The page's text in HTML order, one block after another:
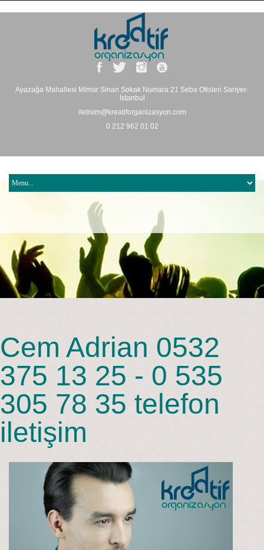
Ayazağa Mahallesi Mimar Sinan Sokak Numara:21 Seba Ofisleri Sarıyer-
İstanbul
iletisim@kreatiforganizasyon.com
0 212 962 01 02
Cem Adrian 0532
375 13 25 - 0 535
305 78 35 telefon
iletişim